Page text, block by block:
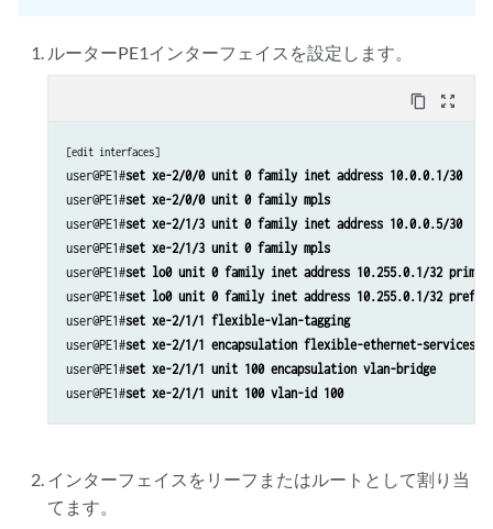
ルーターPE1インターフェイスを設定します。
content_copy zoom_out_map
[edit interfaces]
user@PE1#set xe-2/0/0 unit 0 family inet address 10.0.0.1/30
user@PE1#set xe-2/0/0 unit 0 family mpls
user@PE1#set xe-2/1/3 unit 0 family inet address 10.0.0.5/30
user@PE1#set xe-2/1/3 unit 0 family mpls
user@PE1#set lo0 unit 0 family inet address 10.255.0.1/32
user@PE1#set lo0 unit 0 family inet address 10.255.0.1/32
user@PE1#set xe-2/1/1 flexible-vlan-tagging
user@PE1#set xe-2/1/1 encapsulation flexible-ethernet-services
user@PE1#set xe-2/1/1 unit 100 encapsulation vlan-bridge
user@PE1#set xe-2/1/1 unit 100 vlan-id 100
インターフェイスをリーフまたはルートとして割り当
てます。